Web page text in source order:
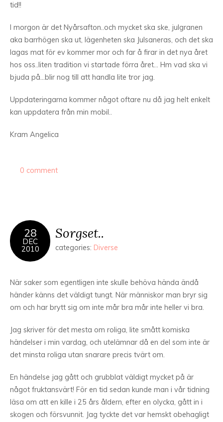
tid!!
I morgon är det Nyårsafton..och mycket ska ske, julgranen
aka barrhögen ska ut, lägenheten ska Julsaneras, och det ska
lagas mat för ev kommer mor och far å firar in det nya året
hos oss..liten tradition vi startade förra året… Hm vad ska vi
bjuda på…blir nog till att handla lite tror jag.
Uppdateringarna kommer något oftare nu då jag helt enkelt
kan uppdatera från min mobil..
Kram Angelica
0 comment
28
DEC
2010
Sorgset..
categories: Diverse
När saker som egentligen inte skulle behöva hända ändå
händer känns det väldigt tungt. När människor man bryr sig
om och har brytt sig om inte mår bra mår inte heller vi bra.
Jag skriver för det mesta om roliga, lite smått komiska
händelser i min vardag, och utelämnar då en del som inte är
det minsta roliga utan snarare precis tvärt om.
En händelse jag gått och grubblat väldigt mycket på är
något fruktansvärt! För en tid sedan kunde man i vår tidning
läsa om att en kille i 25 års åldern, efter en olycka, gått in i
skogen och försvunnit. Jag tyckte det var hemskt obehagligt